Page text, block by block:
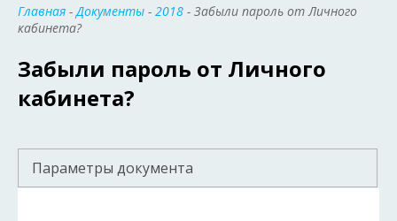
Главная -Документы - 2018 - Забыли пароль от Личного
кабинета?
Забыли пароль от Личного
кабинета?
Параметры документа